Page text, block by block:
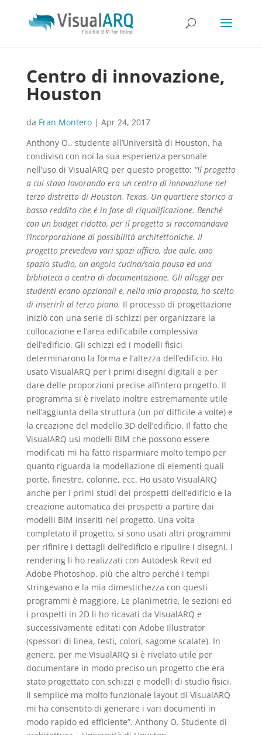
Centro di innovazione,
Houston
da Fran Montero| Apr 24, 2017
Anthony O., studente all’Università di Houston, ha
condiviso con noi la sua esperienza personale
nell’uso di VisualARQ per questo progetto: “Il progetto
a cui stavo lavorando era un centro di innovazione nel
terzo distretto di Houston, Texas. Un quartiere storico a
basso reddito che è in fase di riqualificazione. Benché
con un budget ridotto, per il progetto si raccomandava
l’incorporazione di possibilità architettoniche. Il
progetto prevedeva vari spazi ufficio, due aule, uno
spazio studio, un angolo cucina/sala pausa ed una
biblioteca o centro di documentazione. Gli alloggi per
studenti erano opzionali e, nella mia proposta, ho scelto
di inserirli al terzo piano. Il processo di progettazione
iniziò con una serie di schizzi per organizzare la
collocazione e l’area edificabile complessiva
dell’edificio. Gli schizzi ed i modelli fisici
determinarono la forma e l’altezza dell’edificio. Ho
usato VisualARQ per i primi disegni digitali e per
dare delle proporzioni precise all’intero progetto. Il
programma si è rivelato inoltre estremamente utile
nell’aggiunta della struttura (un po’ difficile a volte) e
la creazione del modello 3D dell’edificio. Il fatto che
VisualARQ usi modelli BIM che possono essere
modificati mi ha fatto risparmiare molto tempo per
quanto riguarda la modellazione di elementi quali
porte, finestre, colonne, ecc. Ho usato VisualARQ
anche per i primi studi dei prospetti dell’edificio e la
creazione automatica dei prospetti a partire dai
modelli BIM inseriti nel progetto. Una volta
completato il progetto, si sono usati altri programmi
per rifinire i dettagli dell’edificio e ripulire i disegni. I
rendering li ho realizzati con Autodesk Revit ed
Adobe Photoshop, più che altro perché i tempi
stringevano e la mia dimestichezza con questi
programmi è maggiore. Le planimetrie, le sezioni ed
i prospetti in 2D li ho ricavati da VisualARQ e
successivamente editati con Adobe Illustrator
(spessori di linea, testi, colori, sagome scalate). In
genere, per me VisualARQ si è rivelato utile per
documentare in modo preciso un progetto che era
stato progettato con schizzi e modelli di studio fisici.
Il semplice ma molto funzionale layout di VisualARQ
mi ha consentito di generare i vari documenti in
modo rapido ed efficiente”. Anthony O. Studente di